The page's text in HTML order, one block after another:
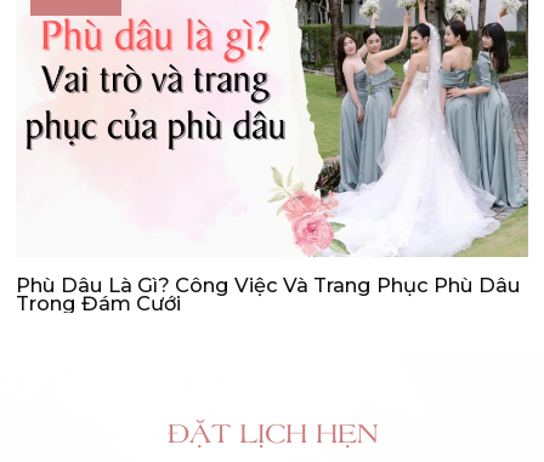
Phù Dâu Là Gì? Công Việc Và Trang Phục Phù Dâu
Trong Đám Cưới
ĐẶT LỊCH HẸN